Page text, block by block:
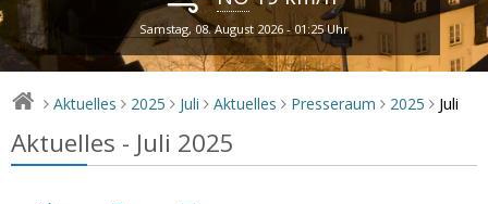
Samstag, 08. August 2026 - 01:25 Uhr
> Aktuelles > 2025 > Juli > Aktuelles > Presseraum > 2025 > Juli
Aktuelles - Juli 2025